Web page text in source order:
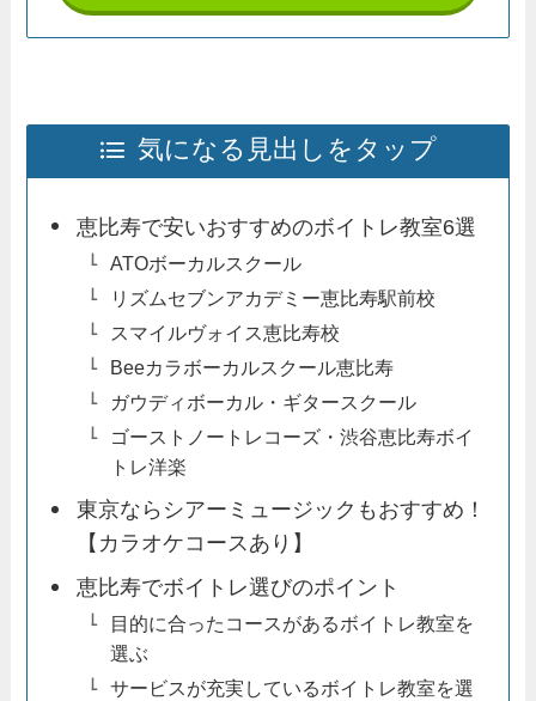
気になる見出しをタップ
恵比寿で安いおすすめのボイトレ教室6選
ATOボーカルスクール
リズムセブンアカデミー恵比寿駅前校
スマイルヴォイス恵比寿校
Beeカラボーカルスクール恵比寿
ガウディボーカル・ギタースクール
ゴーストノートレコーズ・渋谷恵比寿ボイ
トレ洋楽
東京ならシアーミュージックもおすすめ！
【カラオケコースあり】
恵比寿でボイトレ選びのポイント
目的に合ったコースがあるボイトレ教室を
選ぶ
サービスが充実しているボイトレ教室を選